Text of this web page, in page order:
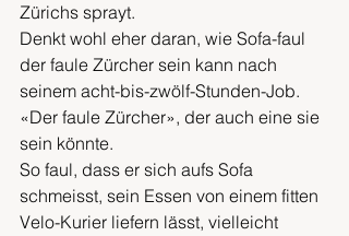
Zürichs sprayt.
Denkt wohl eher daran, wie Sofa-faul
der faule Zürcher sein kann nach
seinem acht-bis-zwölf-Stunden-Job.
«Der faule Zürcher», der auch eine sie
sein könnte.
So faul, dass er sich aufs Sofa
schmeisst, sein Essen von einem fitten
Velo-Kurier liefern lässt, vielleicht